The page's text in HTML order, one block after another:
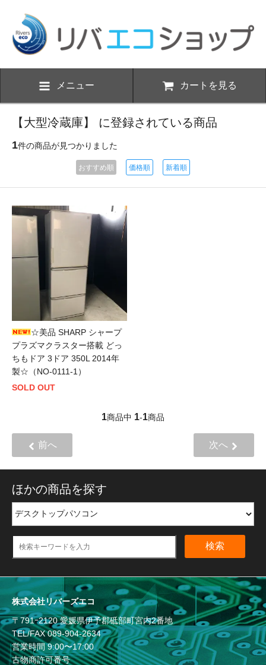
メニュー カートを見る
【大型冷蔵庫】 に登録されている商品
1件の商品が見つかりました
おすすめ順 価格順 新着順
☆美品 SHARP シャープ
プラズマクラスター搭載 どっ
ちもドア 3ドア 350L 2014年
製☆（NO-0111-1）
SOLD OUT
1商品中 1-1商品
前へ 次へ
ほかの商品を探す
検索
株式会社リバーズエコ
〒791ｰ2120 愛媛県伊予郡砥部町宮内2番地
TEL/FAX089-904-2634
営業時間 9:00〜17:00
古物商許可番号